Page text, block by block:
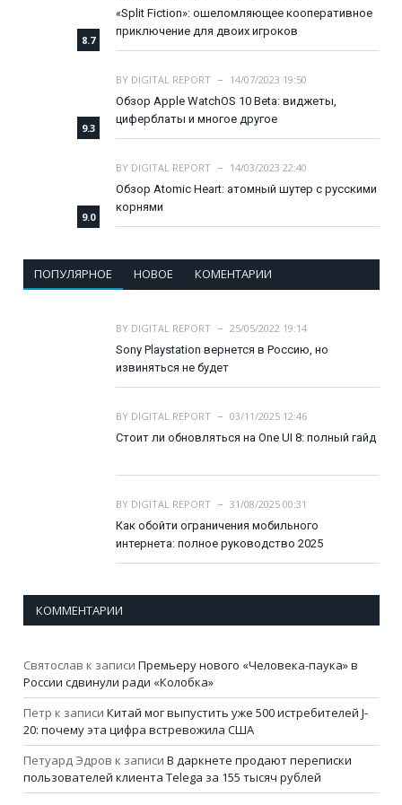
8.7
«Split Fiction»: ошеломляющее кооперативное
приключение для двоих игроков
9.3
BY DIGITAL REPORT
14/07/2023 19:50
Обзор Apple WatchOS 10 Beta: виджеты,
циферблаты и многое другое
9.0
BY DIGITAL REPORT
14/03/2023 22:40
Обзор Atomic Heart: атомный шутер с русскими
корнями
ПОПУЛЯРНОЕ НОВОЕ КОМЕНТАРИИ
BY DIGITAL REPORT
25/05/2022 19:14
Sony Playstation вернется в Россию, но
извиняться не будет
BY DIGITAL REPORT
03/11/2025 12:46
Стоит ли обновляться на One UI 8: полный гайд
BY DIGITAL REPORT
31/08/2025 00:31
Как обойти ограничения мобильного
интернета: полное руководство 2025
КОММЕНТАРИИ
Святослав к записи Премьеру нового «Человека-паука» в
России сдвинули ради «Колобка»
Петр к записи Китай мог выпустить уже 500 истребителей J-
20: почему эта цифра встревожила США
Петуард Эдров к записи В даркнете продают переписки
пользователей клиента Telega за 155 тысяч рублей